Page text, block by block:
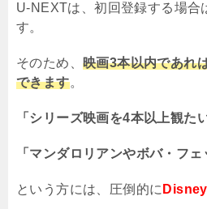
U-NEXTは、初回登録する場合
す。
そのため、 映画3本以内であれ
できます。
「シリーズ映画を4本以上観たい
「マンダロリアンやボバ・フェ
という方には、圧倒的に